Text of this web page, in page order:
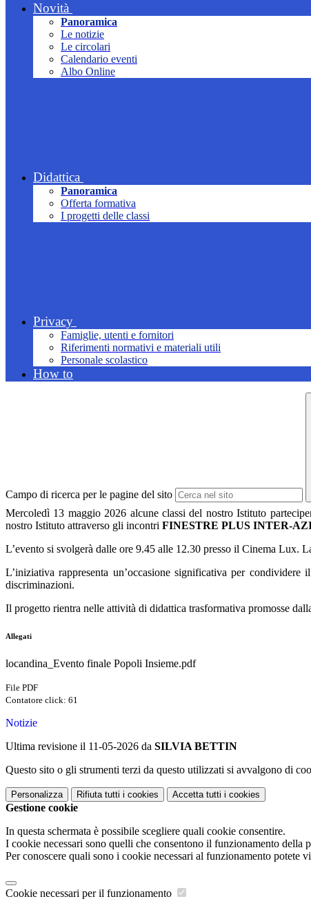
Novità
Panoramica
Le notizie
Le circolari
Calendario eventi
Albo Online
Didattica
Panoramica
Offerta formativa
I progetti delle classi
Privacy
Famiglie, utenti e fornitori
Riferimenti normativi e materiali utili
Personale scolastico
How to
Campo di ricerca per le pagine del sito
Mercoledì 13 maggio 2026 alcune classi del nostro Istituto
nostro Istituto attraverso gli incontri FINESTRE PLUS INTER-
L’evento si svolgerà dalle ore 9.45 alle 12.30 presso il Cinema Lux.
L’iniziativa rappresenta un’occasione significativa per
discriminazioni.
Il progetto rientra nelle attività di didattica trasformativa promosse
Allegati
locandina_Evento finale Popoli Insieme.pdf
File PDF
Contatore click: 61
Notizie
Ultima revisione il 11-05-2026 da SILVIA BETTIN
Questo sito o gli strumenti terzi da questo utilizzati si avvalgono di
Personalizza Rifiuta tutti i cookies Accetta tutti i cookies
Gestione cookie
In questa schermata è possibile scegliere quali cookie consentire.
I cookie necessari sono quelli che consentono il funzionamento della
Per conoscere quali sono i cookie necessari al funzionamento potete
Cookie necessari per il funzionamento